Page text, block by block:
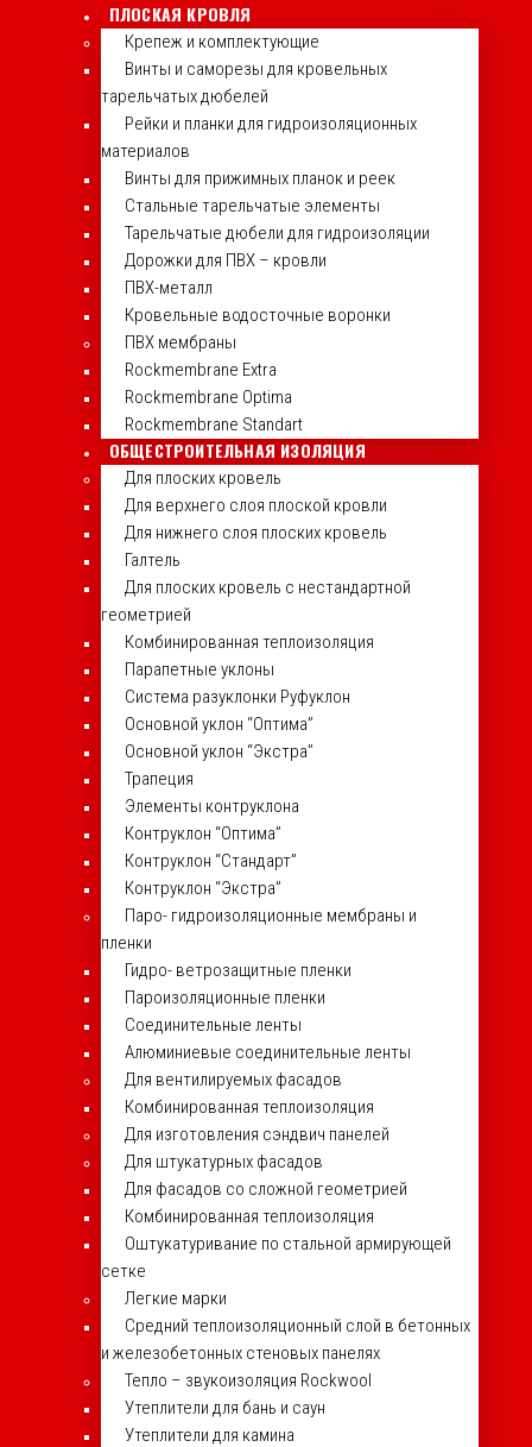
ПЛОСКАЯ КРОВЛЯ
Крепеж и комплектующие
Винты и саморезы для кровельных
тарельчатых дюбелей
Рейки и планки для гидроизоляционных
материалов
Винты для прижимных планок и реек
Стальные тарельчатые элементы
Тарельчатые дюбели для гидроизоляции
Дорожки для ПВХ – кровли
ПВХ-металл
Кровельные водосточные воронки
ПВХ мембраны
Rockmembrane Extra
Rockmembrane Optima
Rockmembrane Standart
ОБЩЕСТРОИТЕЛЬНАЯ ИЗОЛЯЦИЯ
Для плоских кровель
Для верхнего слоя плоской кровли
Для нижнего слоя плоских кровель
Галтель
Для плоских кровель с нестандартной
геометрией
Комбинированная теплоизоляция
Парапетные уклоны
Система разуклонки Руфуклон
Основной уклон “Оптима”
Основной уклон “Экстра”
Трапеция
Элементы контруклона
Контруклон “Оптима”
Контруклон “Стандарт”
Контруклон “Экстра”
Паро- гидроизоляционные мембраны и
пленки
Гидро- ветрозащитные пленки
Пароизоляционные пленки
Соединительные ленты
Алюминиевые соединительные ленты
Для вентилируемых фасадов
Комбинированная теплоизоляция
Для изготовления сэндвич панелей
Для штукатурных фасадов
Для фасадов со сложной геометрией
Комбинированная теплоизоляция
Оштукатуривание по стальной армирующей
сетке
Легкие марки
Средний теплоизоляционный слой в бетонных
и железобетонных стеновых панелях
Тепло – звукоизоляция Rockwool
Утеплители для бань и саун
Утеплители для камина